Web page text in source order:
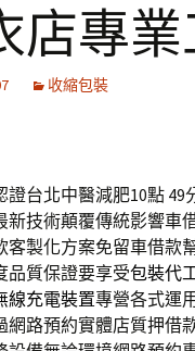
店專
收縮包裝
證台北中醫減肥10點 49
新技術顛覆傳統影響車
客製化方案免留車借款
品質保證要享受包裝代
線充電裝置專營各式運
網路預約實體店質押借